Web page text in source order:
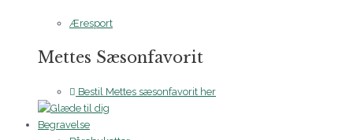
Æresport
Mettes Sæsonfavorit
Bestil Mettes sæsonfavorit her
Begravelse